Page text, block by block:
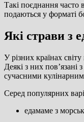
Такі поєднання часто
подаються у форматі
Які страви з
У різних країнах
Деякі з них
сучасними
Серед популярних
едамаме з